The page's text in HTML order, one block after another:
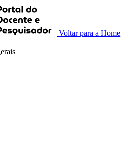
Voltar para a Home